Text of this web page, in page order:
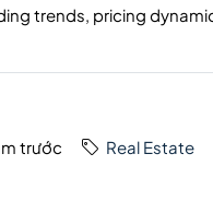
trends, pricing
trước Real Estate